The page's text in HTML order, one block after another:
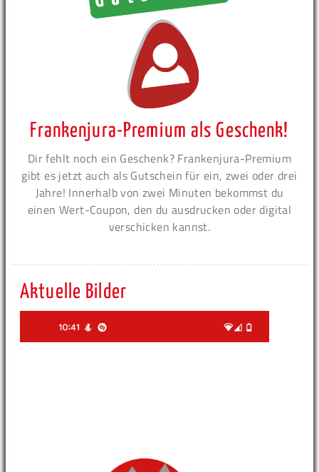
Frankenjura-Premium als Geschenk!
Dir fehlt noch ein Geschenk? Frankenjura-Premium
gibt es jetzt auch als Gutschein für ein, zwei oder drei
Jahre! Innerhalb von zwei Minuten bekommst du
einen Wert-Coupon, den du ausdrucken oder digital
verschicken kannst.
Aktuelle Bilder